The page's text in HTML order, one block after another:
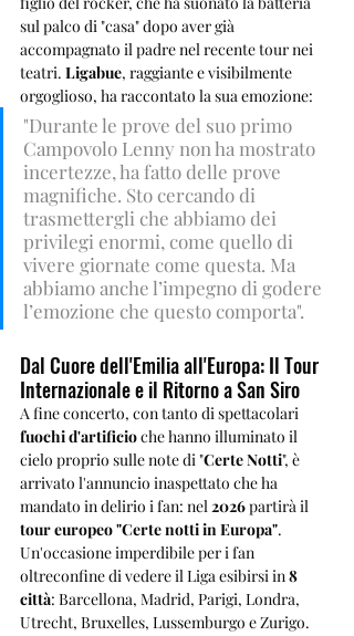
sul palco di "casa" dopo aver già
accompagnato il padre nel recente tour nei
teatri. Ligabue, raggiante e visibilmente
orgoglioso, ha raccontato la sua emozione:
"Durante le prove del suo primo
Campovolo Lenny non ha mostrato
incertezze, ha fatto delle prove
magnifiche. Sto cercando di
trasmettergli che abbiamo dei
privilegi enormi, come quello di
vivere giornate come questa. Ma
abbiamo anche l’impegno di godere
l’emozione che questo comporta".
Dal Cuore dell'Emilia all'Europa: Il Tour
Internazionale e il Ritorno a San Siro
A fine concerto, con tanto di spettacolari
fuochi d'artificio che hanno illuminato il
cielo proprio sulle note di "Certe Notti", è
arrivato l'annuncio inaspettato che ha
mandato in delirio i fan: nel 2026 partirà il
tour europeo "Certe notti in Europa".
Un'occasione imperdibile per i fan
oltreconfine di vedere il Liga esibirsi in 8
città: Barcellona, Madrid, Parigi, Londra,
Utrecht, Bruxelles, Lussemburgo e Zurigo.